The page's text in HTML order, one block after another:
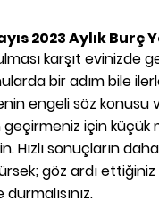
2023 Aylık Burç
karşıt evinizde
bir adım bile
engeli söz konusu
için küçük
Hızlı sonuçların
göz ardı